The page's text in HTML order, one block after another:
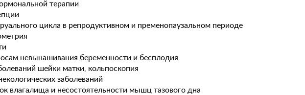
терапии
цикла в репродуктивном и пременопаузальном периоде
невынашивания беременности и бесплодия
шейки матки, кольпоскопия
заболеваний
влагалища и несостоятельности мышц тазового дна